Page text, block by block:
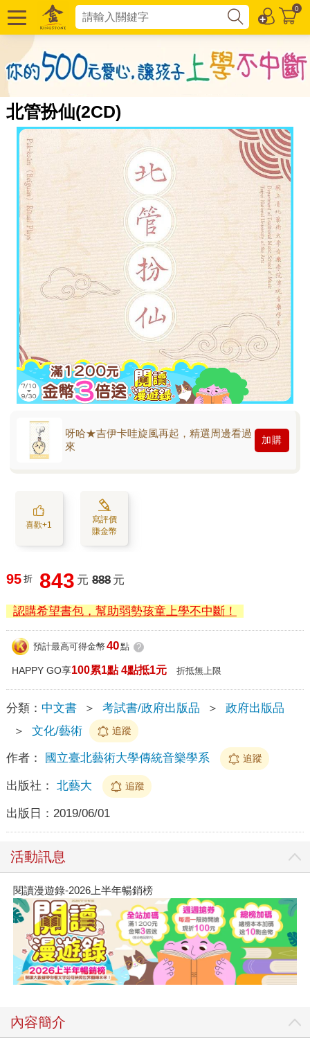
0
北管扮仙(2CD)
呀哈★吉伊卡哇旋風再起，精選周邊看過
來
加購
喜歡+1
寫評價
賺金幣
95 折 843 元 888 元
認購希望書包，幫助弱勢孩童上學不中斷！
預計最高可得金幣 40點 ?
HAPPY GO享100累1點 4點抵1元 折抵無上限
分類： 中文書 ＞ 考試書/政府出版品 ＞
政府出版品
＞
文化/藝術 追蹤
作者： 國立臺北藝術大學傳統音樂學系 追蹤
出版社： 北藝大 追蹤
出版日： 2019/06/01
活動訊息
閱讀漫遊錄-2026上半年暢銷榜
內容簡介